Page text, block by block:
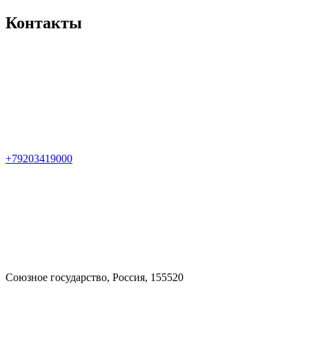
Контакты
+79203419000
Союзное государство, Россия, 155520